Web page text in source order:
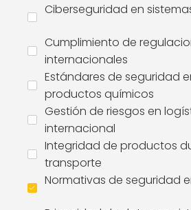
Ciberseguridad en
Cumplimiento de
internacionales
Estándares de seguridad
productos químicos
Gestión de riesgos en
internacional
Integridad de productos
transporte
Normativas de seguridad